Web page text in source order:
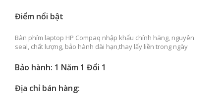
Điểm nổi bật
Bàn phím laptop HP Compaq nhập khẩu chính hãng, nguyên
seal, chất lượng, bảo hành dài hạn,thay lấy liền trong ngày
Bảo hành: 1 Năm 1 Đổi 1
Địa chỉ bán hàng: